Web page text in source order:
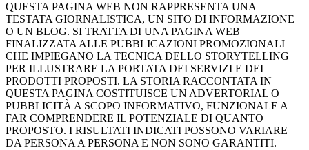
QUESTA PAGINA WEB NON RAPPRESENTA UNA
TESTATA GIORNALISTICA, UN SITO DI INFORMAZIONE
O UN BLOG. SI TRATTA DI UNA PAGINA WEB
FINALIZZATA ALLE PUBBLICAZIONI PROMOZIONALI
CHE IMPIEGANO LA TECNICA DELLO STORYTELLING
PER ILLUSTRARE LA PORTATA DEI SERVIZI E DEI
PRODOTTI PROPOSTI. LA STORIA RACCONTATA IN
QUESTA PAGINA COSTITUISCE UN ADVERTORIAL O
PUBBLICITÀ A SCOPO INFORMATIVO, FUNZIONALE A
FAR COMPRENDERE IL POTENZIALE DI QUANTO
PROPOSTO. I RISULTATI INDICATI POSSONO VARIARE
DA PERSONA A PERSONA E NON SONO GARANTITI.